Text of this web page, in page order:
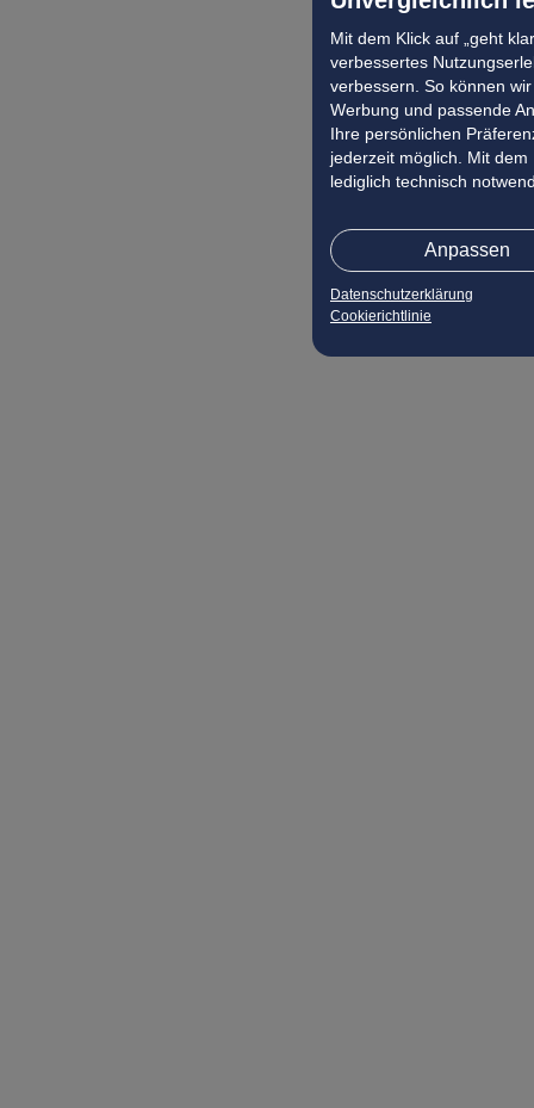
Mit dem Klick auf „geht
verbessertes
verbessern. So können
Werbung und passende
Ihre persönlichen
jederzeit möglich. Mit dem
lediglich technisch
Anpassen
Datenschutzerklärung
Cookierichtlinie